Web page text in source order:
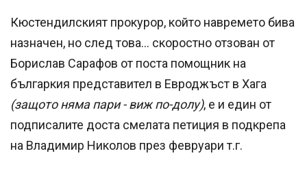
Кюстендилският прокурор, който навремето бива
назначен, но след това... скоростно отзован от
Борислав Сарафов от поста помощник на
българкия представител в Евроджъст в Хага
(защото няма пари - виж по-долу), е и един от
подписалите доста смелата петиция в подкрепа
на Владимир Николов през февруари т.г.